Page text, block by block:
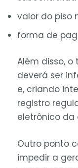
valor do piso
forma de
Além disso, o
deverá ser
e, criando
registro
eletrônico da
Outro ponto
impedir a